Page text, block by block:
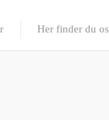
Her finder du os